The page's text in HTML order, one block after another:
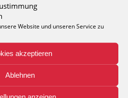
Website und unseren Service zu
akzeptieren
Ablehnen